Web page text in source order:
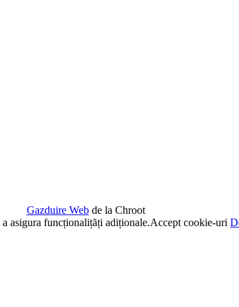
Gazduire Webde la Chroot
asigura funcționalițăți adiționale.Accept cookie-uri